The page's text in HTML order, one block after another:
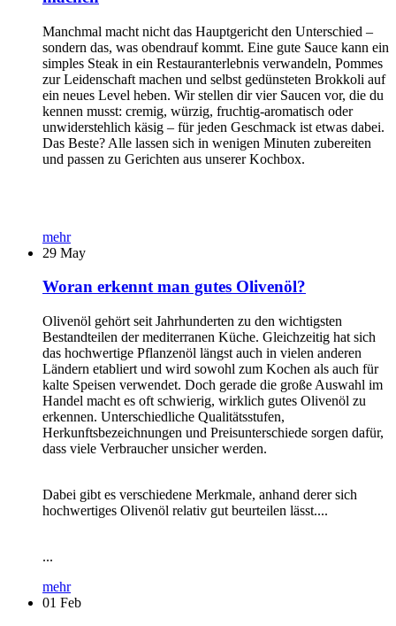
Manchmal macht nicht das Hauptgericht den Unterschied –
sondern das, was obendrauf kommt. Eine gute Sauce kann ein
simples Steak in ein Restauranterlebnis verwandeln, Pommes
zur Leidenschaft machen und selbst gedünsteten Brokkoli auf
ein neues Level heben. Wir stellen dir vier Saucen vor, die du
kennen musst: cremig, würzig, fruchtig-aromatisch oder
unwiderstehlich käsig – für jeden Geschmack ist etwas dabei.
Das Beste? Alle lassen sich in wenigen Minuten zubereiten
und passen zu Gerichten aus unserer Kochbox.
mehr
29 May
Woran erkennt man gutes Olivenöl?
Olivenöl gehört seit Jahrhunderten zu den wichtigsten
Bestandteilen der mediterranen Küche. Gleichzeitig hat sich
das hochwertige Pflanzenöl längst auch in vielen anderen
Ländern etabliert und wird sowohl zum Kochen als auch für
kalte Speisen verwendet. Doch gerade die große Auswahl im
Handel macht es oft schwierig, wirklich gutes Olivenöl zu
erkennen. Unterschiedliche Qualitätsstufen,
Herkunftsbezeichnungen und Preisunterschiede sorgen dafür,
dass viele Verbraucher unsicher werden.
Dabei gibt es verschiedene Merkmale, anhand derer sich
hochwertiges Olivenöl relativ gut beurteilen lässt....
...
mehr
01 Feb